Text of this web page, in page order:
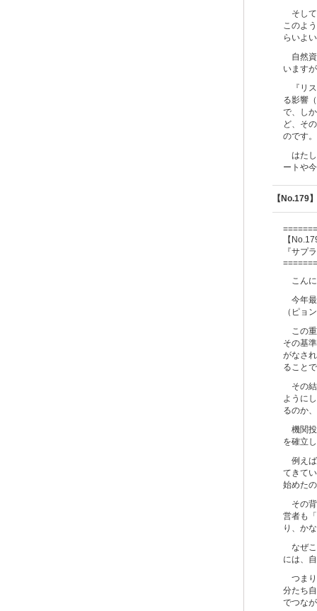
そして
このよ
らいよ
自然資
います
『リス
る影響
で、し
ど、そ
のです
はたし
ートや
【No.179
【
『サプ
こんに
今年最
（ピョ
この重
その基
がなさ
ること
その結
ように
るのか
機関投
を確立
例えば
てきて
始めた
その背
営者も
り、か
なぜこ
には、
つまり
分たち
でつな